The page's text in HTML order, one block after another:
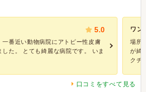
5.0
番近い動物病院にアトピー性皮膚
た。 とても綺麗な病院です。 いま
ワン
場所
が綺
クチ
口コミをすべて見る